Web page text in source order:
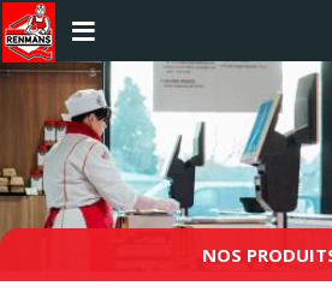
Aller
au
contenu
principal
NOS